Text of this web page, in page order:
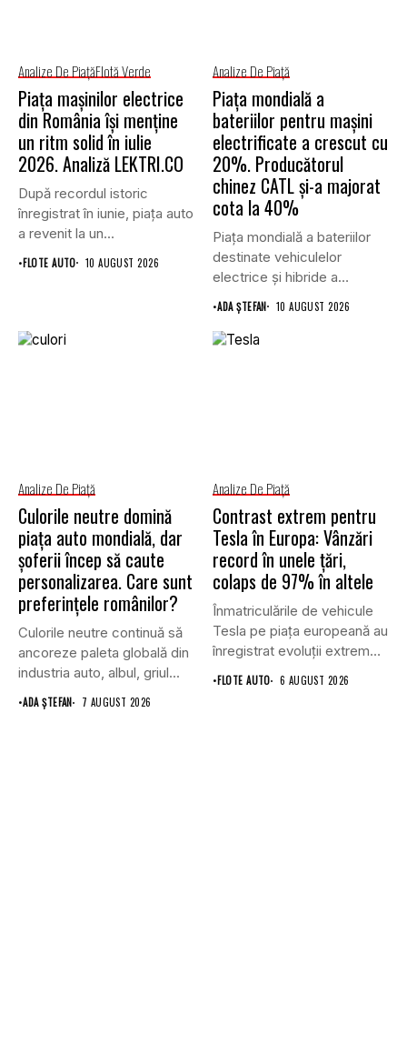
Analize De PiațăFlotă Verde
Piața mașinilor electrice
din România își menține
un ritm solid în iulie
2026. Analiză LEKTRI.CO
După recordul istoric
înregistrat în iunie, piața auto
a revenit la un...
•FLOTE AUTO 10 AUGUST 2026
Analize De Piață
Piața mondială a
bateriilor pentru mașini
electrificate a crescut cu
20%. Producătorul
chinez CATL și-a majorat
cota la 40%
Piața mondială a bateriilor
destinate vehiculelor
electrice și hibride a
înregistrat o...
•ADA ȘTEFAN 10 AUGUST 2026
Analize De Piață
Culorile neutre domină
piața auto mondială, dar
șoferii încep să caute
personalizarea. Care sunt
preferințele românilor?
Culorile neutre continuă să
ancoreze paleta globală din
industria auto, albul, griul...
•ADA ȘTEFAN 7 AUGUST 2026
Analize De Piață
Contrast extrem pentru
Tesla în Europa: Vânzări
record în unele țări,
colaps de 97% în altele
Înmatriculările de vehicule
Tesla pe piața europeană au
înregistrat evoluții extrem
de...
•FLOTE AUTO 6 AUGUST 2026